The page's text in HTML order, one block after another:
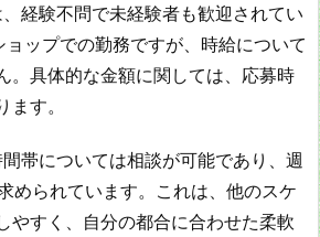
経験不問で未経験者も歓迎されてい
ップでの勤務ですが、時給について
。具体的な金額に関しては、応募時
す。
帯については相談が可能であり、週
められています。これは、他のスケ
やすく、自分の都合に合わせた柔軟